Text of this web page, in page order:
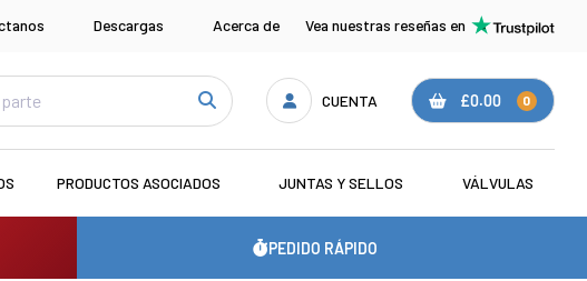
Descargas Acerca de Vea nuestras reseñas en
CUENTA £0.00 0
PRODUCTOS ASOCIADOS JUNTAS Y SELLOS VÁLVULAS
PEDIDO RÁPIDO